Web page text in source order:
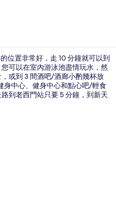
位置非常好，走 10 分鐘就可以到
可以在室內游泳池盡情玩水，然
或到 3 間酒吧/酒廊小酌幾杯放
身中心、健身中心和點心吧/輕食
到老西門站只要 5 分鐘，到新天